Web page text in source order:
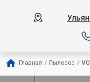
Главная / Пылесос /